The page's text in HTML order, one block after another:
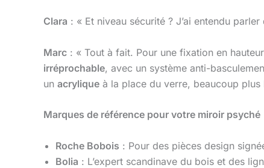
Clara : « Et niveau sécurité ? J’ai entendu
Marc : « Tout à fait. Pour une fixation en
irréprochable, avec un système anti-
un acrylique à la place du verre, beaucoup
Marques de référence pour votre miroir psyché
Roche Bobois : Pour des pièces design
Bolia : L’expert scandinave du bois et des